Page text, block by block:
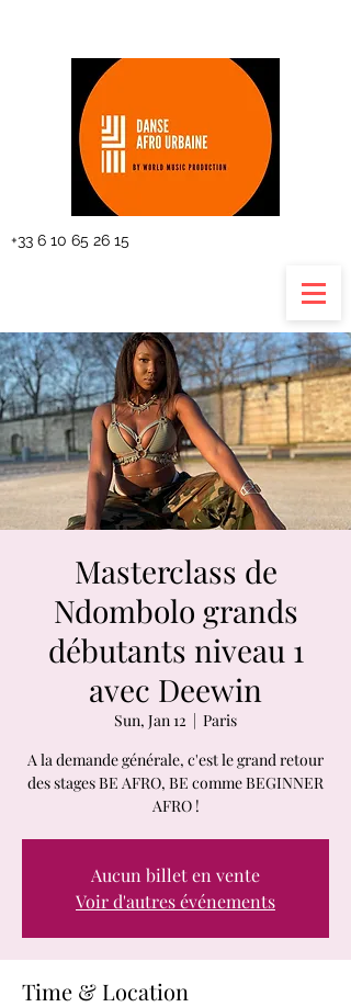
+33 6 10 65 26 15
Masterclass de
Ndombolo grands
débutants niveau 1
avec Deewin
Sun, Jan 12
  |
Paris
A la demande générale, c'est le grand retour
des stages BE AFRO, BE comme BEGINNER
AFRO !
Aucun billet en vente
Voir d'autres événements
Time & Location